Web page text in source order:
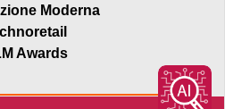
Moderna
Awards